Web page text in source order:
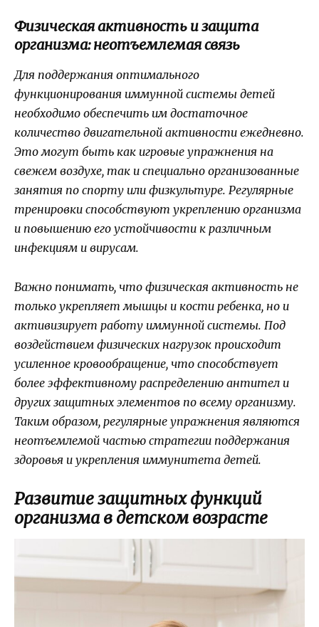
Физическая активность и защита
организма: неотъемлемая связь
Для поддержания оптимального
функционирования иммунной системы детей
необходимо обеспечить им достаточное
количество двигательной активности ежедневно.
Это могут быть как игровые упражнения на
свежем воздухе, так и специально организованные
занятия по спорту или физкультуре. Регулярные
тренировки способствуют укреплению организма
и повышению его устойчивости к различным
инфекциям и вирусам.
Важно понимать, что физическая активность не
только укрепляет мышцы и кости ребенка, но и
активизирует работу иммунной системы. Под
воздействием физических нагрузок происходит
усиленное кровообращение, что способствует
более эффективному распределению антител и
других защитных элементов по всему организму.
Таким образом, регулярные упражнения являются
неотъемлемой частью стратегии поддержания
здоровья и укрепления иммунитета детей.
Развитие защитных функций
организма в детском возрасте